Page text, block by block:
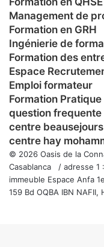
Management de
Formation en GRH
Ingénierie de
Formation des
Espace
Emploi formateur
Formation Pratique
question frequente
centre beausejours
centre hay
© 2026 Oasis de la
Casablanca / adresse 1
immeuble Espace Anfa
159 Bd OQBA IBN